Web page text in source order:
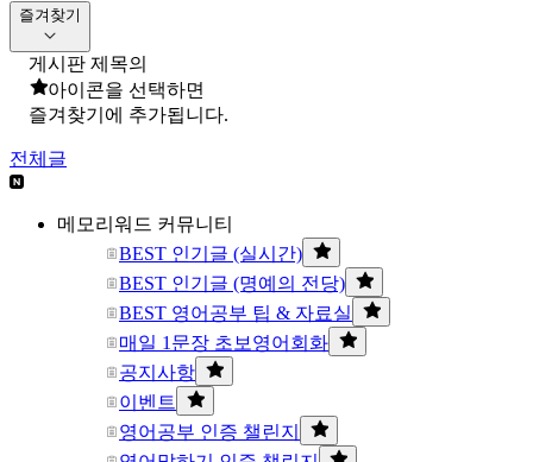
즐겨찾기
게시판 제목의
아이콘을 선택하면
즐겨찾기에 추가됩니다.
전체글
메모리워드 커뮤니티
BEST 인기글 (실시간)
BEST 인기글 (명예의 전당)
BEST 영어공부 팁 & 자료실
매일 1문장 초보영어회화
공지사항
이벤트
영어공부 인증 챌린지